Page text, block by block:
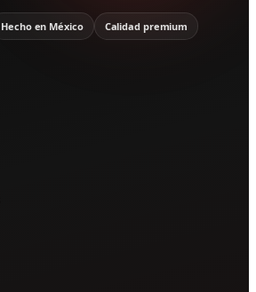
Hecho en México Calidad premium